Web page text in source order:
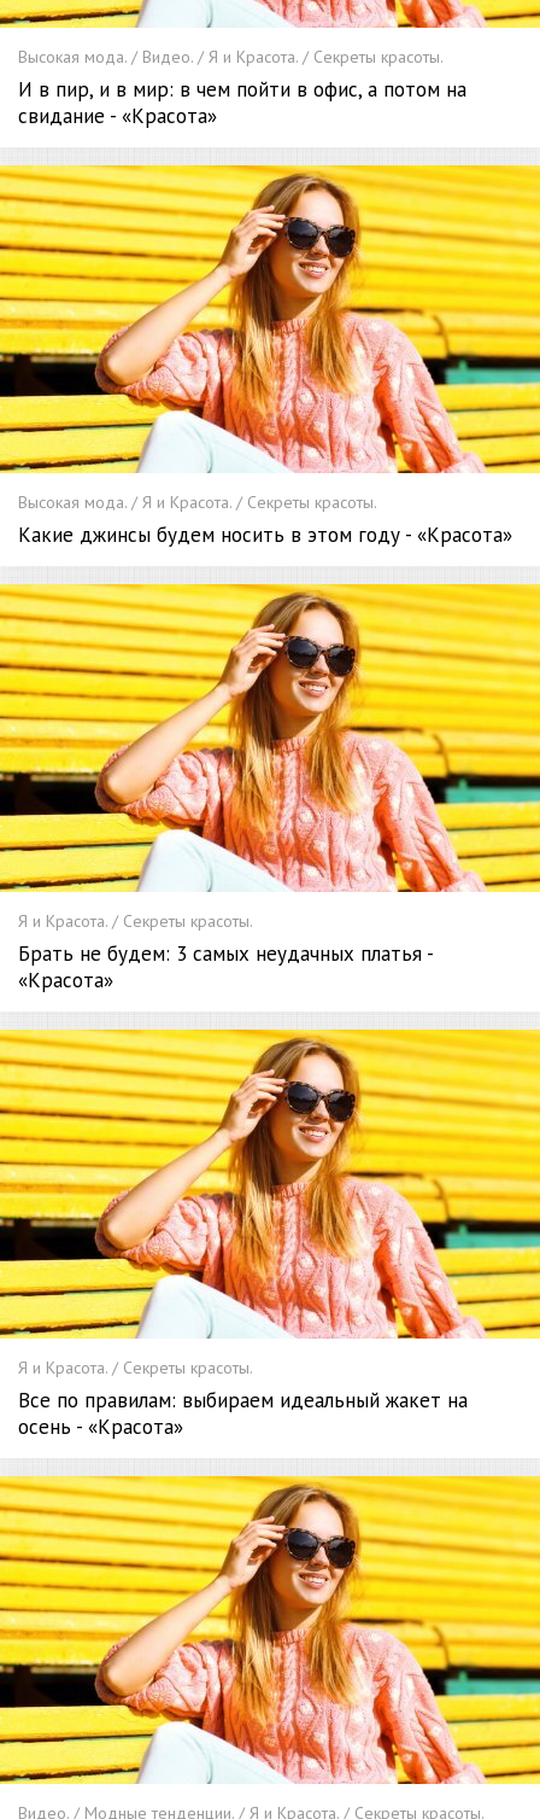
Высокая мода. / Видео. / Я и Красота. / Секреты красоты.
И в пир, и в мир: в чем пойти в офис, а потом на
свидание - «Красота»
Высокая мода. / Я и Красота. / Секреты красоты.
Какие джинсы будем носить в этом году - «Красота»
Я и Красота. / Секреты красоты.
Брать не будем: 3 самых неудачных платья -
«Красота»
Я и Красота. / Секреты красоты.
Все по правилам: выбираем идеальный жакет на
осень - «Красота»
Видео. / Модные тенденции. / Я и Красота. / Секреты красоты.